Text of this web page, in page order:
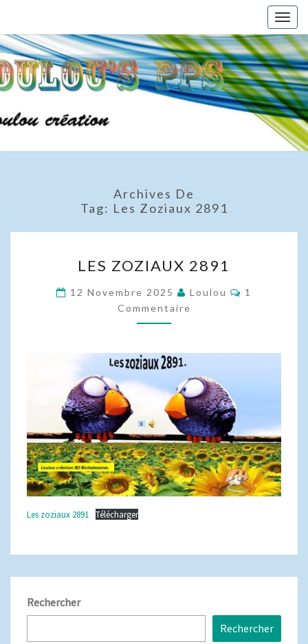
content
Archives De
Tag: Les Zoziaux 2891
ZOZIAUX
2891
LES ZOZIAUX 2891
12 Novembre 2025 Loulou
1
Commentaire
Les zoziaux 2891 Télécharger
Rechercher
Rechercher